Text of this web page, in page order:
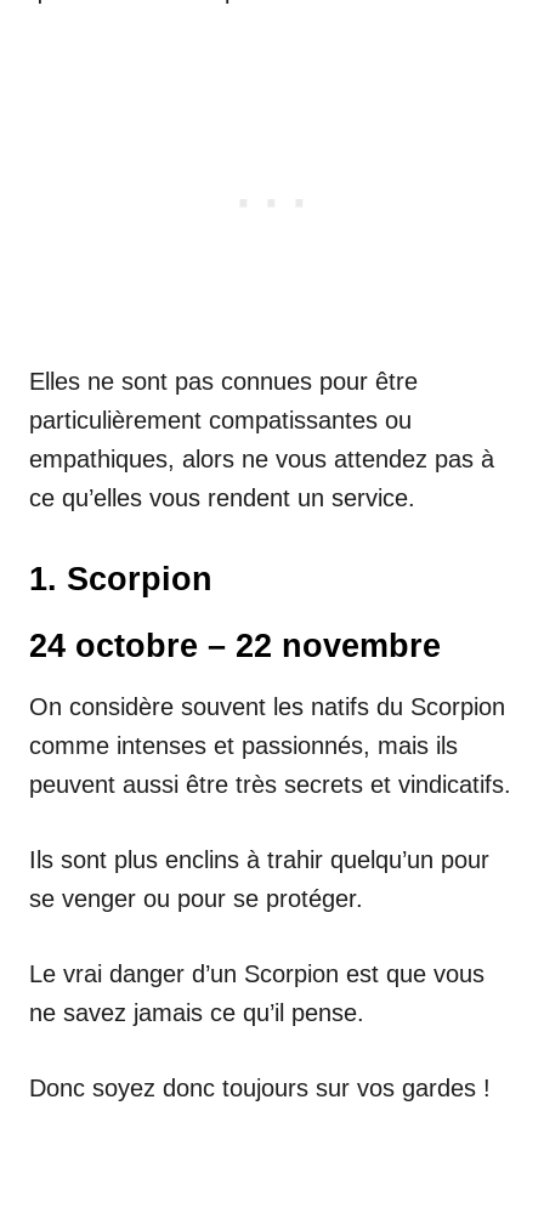
Elles ne sont pas connues pour être
particulièrement compatissantes ou
empathiques, alors ne vous attendez pas à
ce qu’elles vous rendent un service.
1. Scorpion
24 octobre – 22 novembre
On considère souvent les natifs du Scorpion
comme intenses et passionnés, mais ils
peuvent aussi être très secrets et vindicatifs.
Ils sont plus enclins à trahir quelqu’un pour
se venger ou pour se protéger.
Le vrai danger d’un Scorpion est que vous
ne savez jamais ce qu’il pense.
Donc soyez donc toujours sur vos gardes !